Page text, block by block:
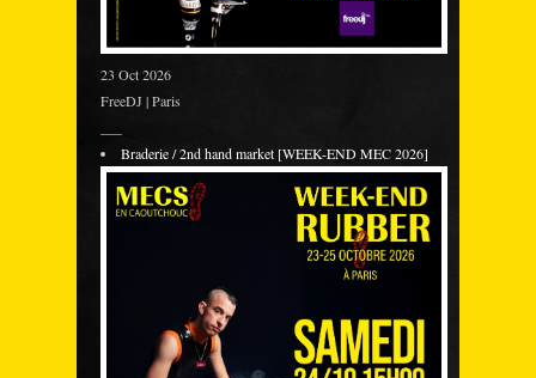
23 Oct 2026
FreeDJ | Paris
Braderie / 2nd hand market [WEEK-END MEC 2026]